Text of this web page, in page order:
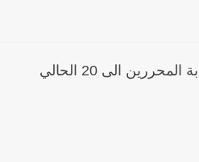
الى 20 الحالي